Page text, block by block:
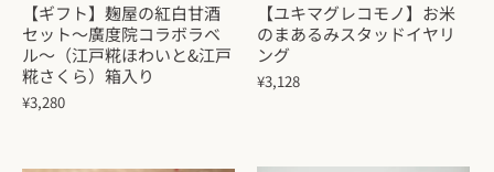
【ギフト】麹屋の紅白甘酒
セット～廣度院コラボラベ
ル～（江戸糀ほわいと&江戸
糀さくら）箱入り
¥3,280
【ユキマグレコモノ】お米
のまあるみスタッドイヤリ
ング
¥3,128